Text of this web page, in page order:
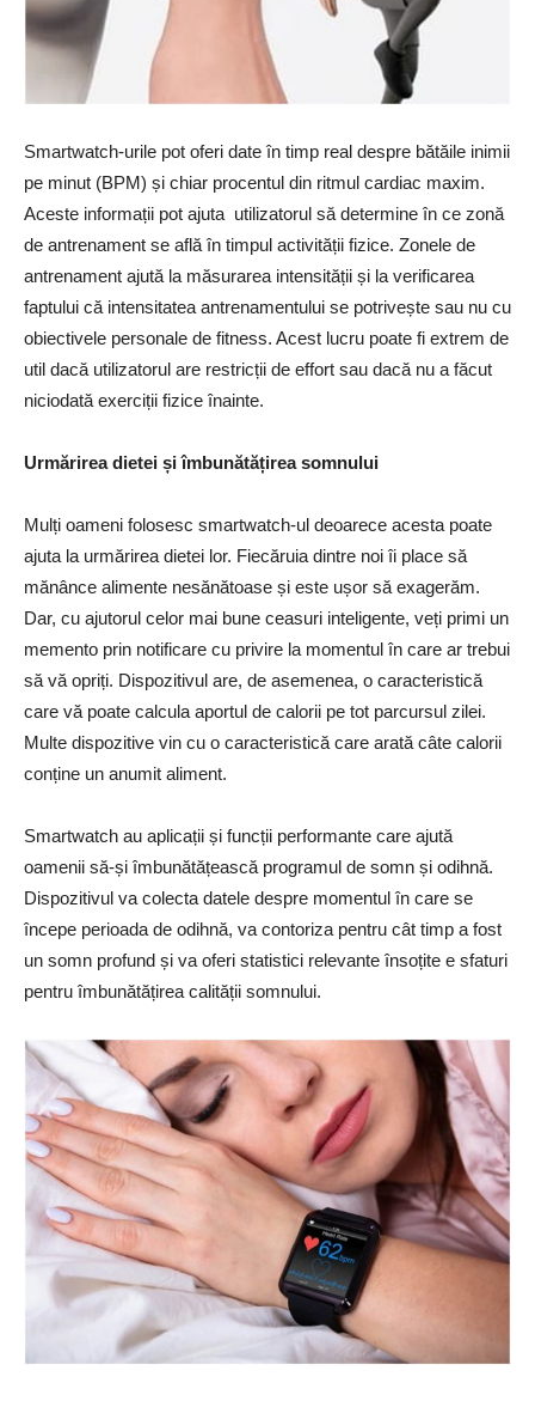
Smartwatch-urile pot oferi date în timp real despre bătăile inimii
pe minut (BPM) și chiar procentul din ritmul cardiac maxim.
Aceste informații pot ajuta utilizatorul să determine în ce zonă
de antrenament se află în timpul activității fizice. Zonele de
antrenament ajută la măsurarea intensității și la verificarea
faptului că intensitatea antrenamentului se potrivește sau nu cu
obiectivele personale de fitness. Acest lucru poate fi extrem de
util dacă utilizatorul are restricții de effort sau dacă nu a făcut
niciodată exerciții fizice înainte.
Urmărirea dietei și îmbunătățirea somnului
Mulți oameni folosesc smartwatch-ul deoarece acesta poate
ajuta la urmărirea dietei lor. Fiecăruia dintre noi îi place să
mănânce alimente nesănătoase și este ușor să exagerăm.
Dar, cu ajutorul celor mai bune ceasuri inteligente, veți primi un
memento prin notificare cu privire la momentul în care ar trebui
să vă opriți. Dispozitivul are, de asemenea, o caracteristică
care vă poate calcula aportul de calorii pe tot parcursul zilei.
Multe dispozitive vin cu o caracteristică care arată câte calorii
conține un anumit aliment.
Smartwatch au aplicații și funcții performante care ajută
oamenii să-și îmbunătățească programul de somn și odihnă.
Dispozitivul va colecta datele despre momentul în care se
începe perioada de odihnă, va contoriza pentru cât timp a fost
un somn profund și va oferi statistici relevante însoțite e sfaturi
pentru îmbunătățirea calității somnului.